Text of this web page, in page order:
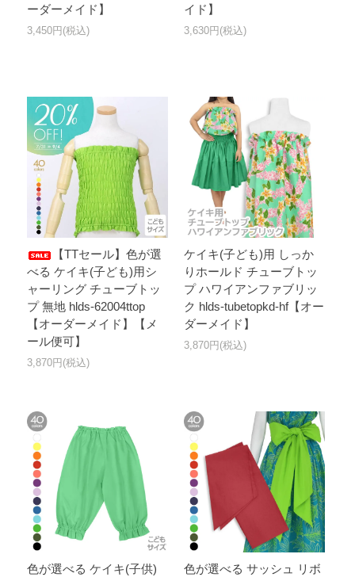
ーダーメイド】
3,450円(税込)
イド】
3,630円(税込)
【TTセール】色が選
べる ケイキ(子ども)用シ
ャーリング チューブトッ
プ 無地 hlds-62004ttop
【オーダーメイド】【メ
ール便可】
3,870円(税込)
ケイキ(子ども)用 しっか
りホールド チューブトッ
プ ハワイアンファブリッ
ク hlds-tubetopkd-hf【オー
ダーメイド】
3,870円(税込)
色が選べる ケイキ(子供)
色が選べる サッシュ リボ